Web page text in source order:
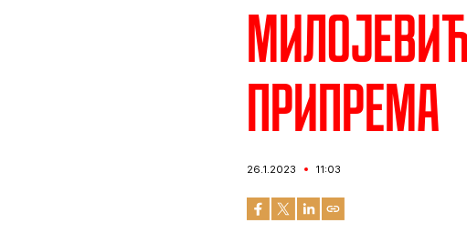
припрема
26.1.2023 11:03